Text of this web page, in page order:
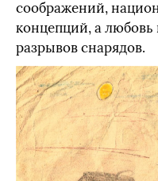
соображений,
концепций, а любовь
разрывов снарядов.